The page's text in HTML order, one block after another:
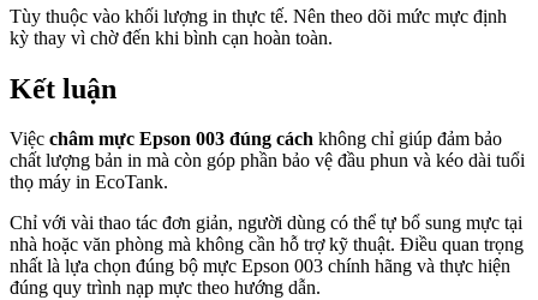
Tùy thuộc vào khối lượng in thực tế. Nên theo dõi mức mực định
kỳ thay vì chờ đến khi bình cạn hoàn toàn.
Kết luận
Việc châm mực Epson 003 đúng cách không chỉ giúp đảm bảo
chất lượng bản in mà còn góp phần bảo vệ đầu phun và kéo dài tuổi
thọ máy in EcoTank.
Chỉ với vài thao tác đơn giản, người dùng có thể tự bổ sung mực tại
nhà hoặc văn phòng mà không cần hỗ trợ kỹ thuật. Điều quan trọng
nhất là lựa chọn đúng bộ mực Epson 003 chính hãng và thực hiện
đúng quy trình nạp mực theo hướng dẫn.